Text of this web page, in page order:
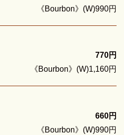
《Bourbon》(W)990円
770円
《Bourbon》(W)1,160円
660円
《Bourbon》(W)990円